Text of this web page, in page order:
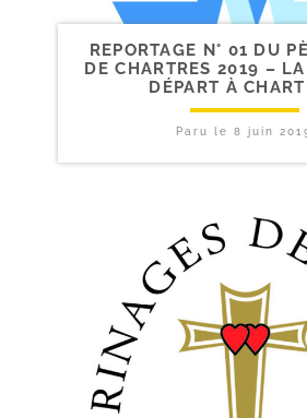
REPORTAGE N° 01 DU
DE CHARTRES 2019 –
DÉPART À
Paru le8 juin